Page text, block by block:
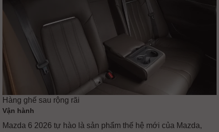
Hàng ghế sau rộng rãi
Vận hành
Mazda 6 2026 tự hào là sản phẩm thế hệ mới của Mazda,